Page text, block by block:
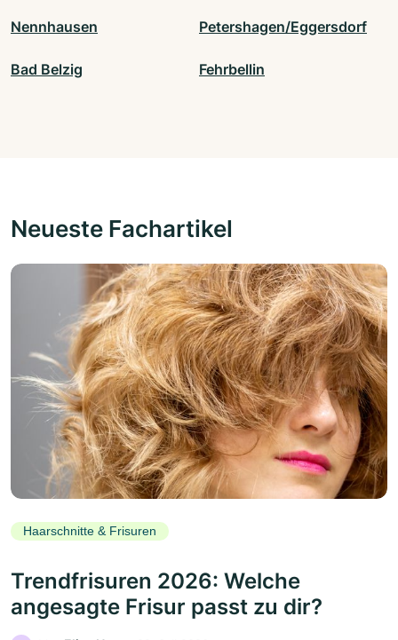
Nennhausen Petershagen/Eggersdorf
Bad Belzig Fehrbellin
Neueste Fachartikel
Haarschnitte & Frisuren
Trendfrisuren 2026: Welche
angesagte Frisur passt zu dir?